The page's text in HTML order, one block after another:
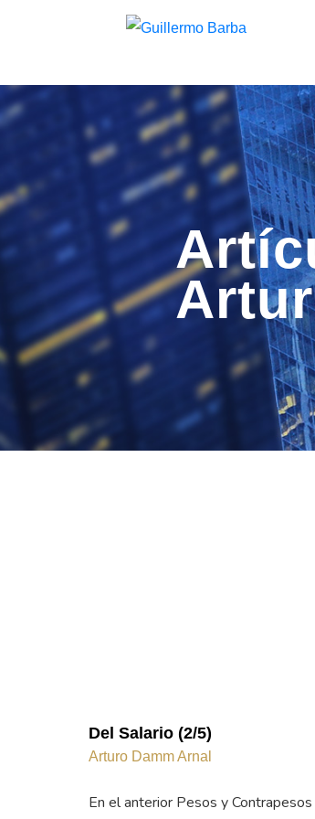
Del Salario (2/5)
Arturo Damm Arnal
En el anterior Pesos y